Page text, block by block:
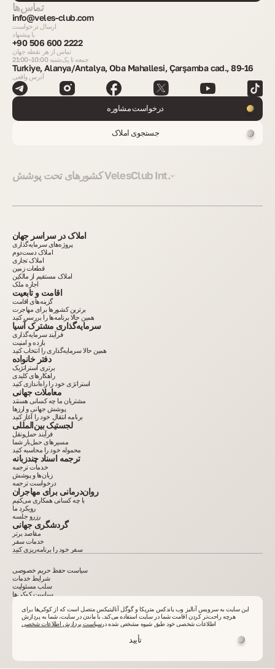
تماس‌ها
info@veles-club.com
ارسال درخواست
یا پیشنهاد
+90 506 600 2222
تماس از هر نقطه جهان
جمعه تا یک‌شنبه 10:00–21:00
Turkiye, Alanya/Antalya, Oba Mahallesi, Çarşamba cad., 89-16
آدرس واقعی
درخواست مشاوره
جستجوی املاک
کشورهای تحت پوشش VelesClub Int.
املاک در سراسر جهان
پروژه‌های سرمایه‌گذاری
املاک دست‌دوم
املاک تجاری
قطعات زمین
املاک مستقیم از مالکین
اجاره ملک
اقامت و تابعیت
گزینه‌های اقامت
برترین کشورها برای مهاجرت
همین حالا برنامه‌ها را بررسی کنید
سرمایه‌گذاری مشترک آسیا
فرآیند سرمایه‌گذاری
بازده و امنیت
همین حالا سرمایه‌گذاری را انتخاب کنید
دفتر خانواده
برتری استراتژیک
راهکارهای کلیدی
استراتژی خود را راه‌اندازی کنید
معاملات جهانی
مشتریان ما چه کسانی هستند
پوشش جهانی و ارزها
برنامه انتقال خود را آغاز کنید
لجستیک بین‌المللی
فرآیند حمل‌ونقل
مسیرهای حمل‌بار شما
محموله خود را محاسبه کنید
ترجمه اسناد چندزبانه
خدمات ترجمه
زبان‌ها و پوشش
درخواست ترجمه
روان‌درمانی برای مهاجران
با چه کسانی همکاری می‌کنیم
رویکرد ما
رزرو جلسه
گردشگری جهانی
مقاصد برتر
خدمات سفر
سفر خود را برنامه‌ریزی کنید
نیست. تکثیر مطالب بدون مجوز کتبی ممنوع است. VelesClub Int.
سیاست حفظ حریم خصوصی
شرایط خدمات
سلب مسئولیت
سیاست کوکی‌ها
این سایت به سرویس آنالیز وب یاندکس متریکا و گوگل آنالیتیکس متصل است که از کوکی‌ها برای
هرچه راحت‌تر کردن اقامت شما در سایت استفاده می‌کند. با ماندن در سایت، شما به پردازش
اطلاعات شخصی خود طبق شیوه مشخص شده درسیاست پردازش اطلاعات شخصی
تأیید